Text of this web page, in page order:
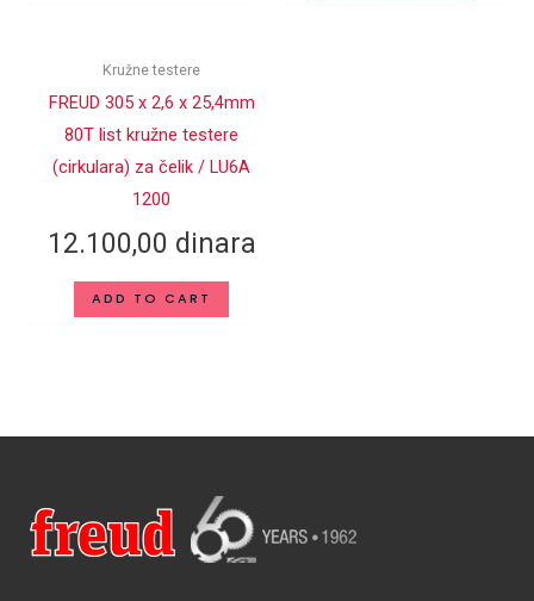
Kružne testere
FREUD 305 x 2,6 x 25,4mm
80T list kružne testere
(cirkulara) za čelik / LU6A
1200
12.100,00 dinara
ADD TO CART